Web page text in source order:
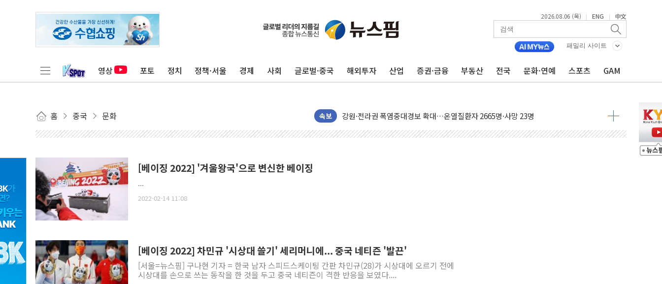
2026.08.06 (목) | ENG | 中文
패밀리 사이트
영상 포토 정치 정책·서울 경제 사회 글로벌·중국 해외투자 산업 증권·금융 부동산 전국 문화·연예 스포츠 GAM
홈 중국 문화 속보
[코인 시황] 비트코인, ETF 자금 유입에도 박스권…美 암호화폐 법안 처리 여부도 변수
[르포] 39도 폭염 속 잠실 개표소 시위 '62일째'..."대부분 여기서 상주"
빚투·레버리지 줄었지만, 반도체 두 종목에 코스피 '휘청'
양주 가전제품 창고서 화재…차량 3대·건물 1동 전소
[내일날씨] 절기상 '입추'에 폭염 절정…서울 한낮 39도
제천 바이오밸리 공장 옥상서 불…30여분 만에 진화
개혁신당 "민주, '盧 수사' 악연으로 형사사법 틀 바꿔…국민 불안감 가중"
[베이징 2022] '겨울왕국'으로 변신한 베이징
...
2022-02-14 11:08
[베이징 2022] 차민규 '시상대 쓸기' 세리머니에... 중국 네티즌 '발끈'
[서울=뉴스핌] 구나현 기자 = 한국 남자 스피드스케이팅 간판 차민규(28)가 시상대에 오르기 전에
시상대를 손으로 쓰는 동작을 한 것을 두고 중국 네티즌이 격한 반응을 보였다....